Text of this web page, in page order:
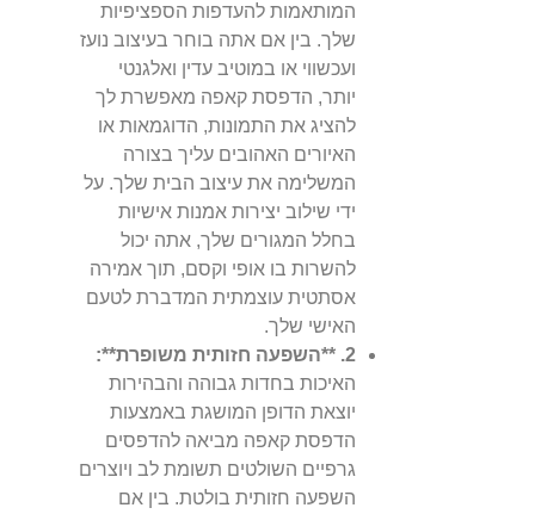
המותאמות להעדפות הספציפיות
שלך. בין אם אתה בוחר בעיצוב נועז
ועכשווי או במוטיב עדין ואלגנטי
יותר, הדפסת קאפה מאפשרת לך
להציג את התמונות, הדוגמאות או
האיורים האהובים עליך בצורה
המשלימה את עיצוב הבית שלך. על
ידי שילוב יצירות אמנות אישיות
בחלל המגורים שלך, אתה יכול
להשרות בו אופי וקסם, תוך אמירה
אסתטית עוצמתית המדברת לטעם
האישי שלך.
2. **השפעה חזותית משופרת**:
האיכות בחדות גבוהה והבהירות
יוצאת הדופן המושגת באמצעות
הדפסת קאפה מביאה להדפסים
גרפיים השולטים תשומת לב ויוצרים
השפעה חזותית בולטת. בין אם